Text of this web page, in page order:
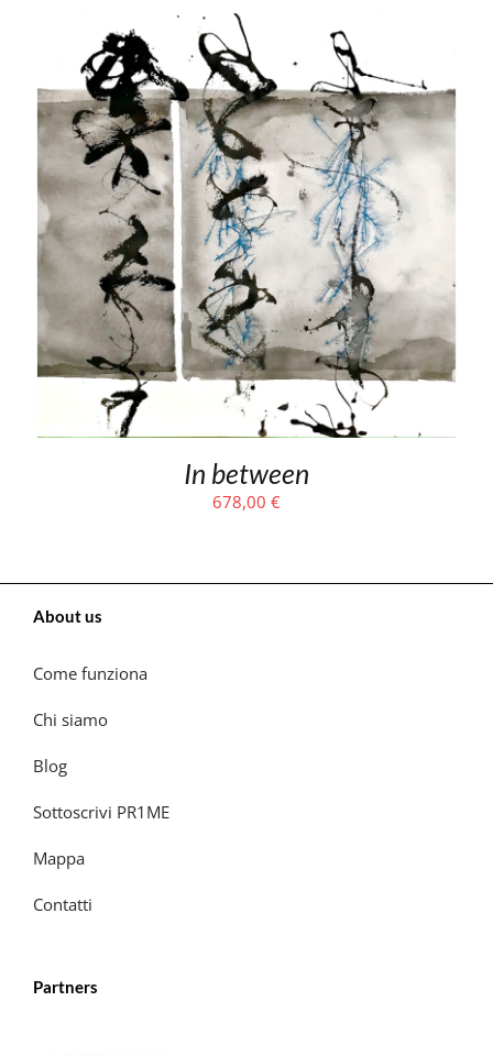
In between
678,00 €
About us
Come funziona
Chi siamo
Blog
Sottoscrivi PR1ME
Mappa
Contatti
Partners